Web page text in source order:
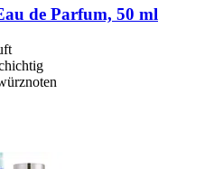
de Parfum, 50 ml